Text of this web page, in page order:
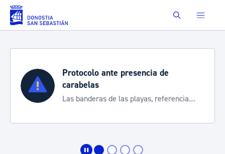
Saltar al contenido principal Buscar
Protocolo ante presencia de
carabelas
Las banderas de las playas, referencia